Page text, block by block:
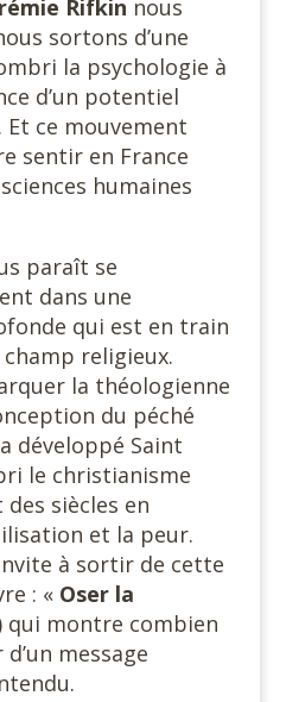
Rifkin nous
sortons d’une
la psychologie à
d’un potentiel
Et ce mouvement
sentir en France
humaines
paraît se
dans une
qui est en train
champ religieux.
la théologienne
du péché
développé Saint
le christianisme
siècles en
et la peur.
à sortir de cette
: « Oser la
qui montre combien
message